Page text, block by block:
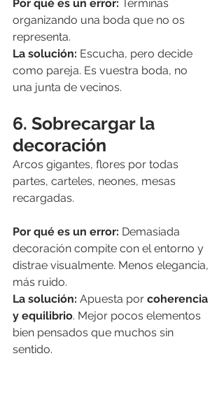
Por qué es un error:
Terminas
organizando una boda que no os
representa.
La solución: Escucha, pero decide
como pareja. Es vuestra boda, no
una junta de vecinos.
6. Sobrecargar la
decoración
Arcos gigantes, flores por todas
partes, carteles, neones, mesas
recargadas.
Por qué es un error: Demasiada
decoración compite con el entorno y
distrae visualmente. Menos elegancia,
más ruido.
La solución: Apuesta por coherencia
y equilibrio. Mejor pocos elementos
bien pensados que muchos sin
sentido.